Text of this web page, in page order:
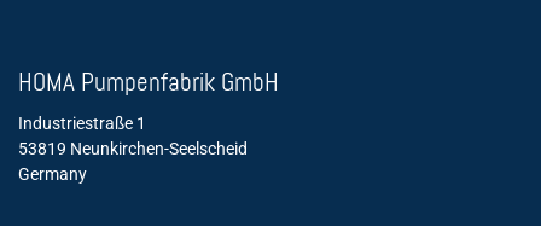
HOMA Pumpenfabrik GmbH
Industriestraße 1
53819 Neunkirchen-Seelscheid
Germany